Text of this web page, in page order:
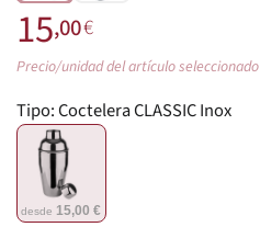
15,00€
Precio/unidad del artículo seleccionado
Tipo:Coctelera CLASSIC Inox
desde 15,00 €